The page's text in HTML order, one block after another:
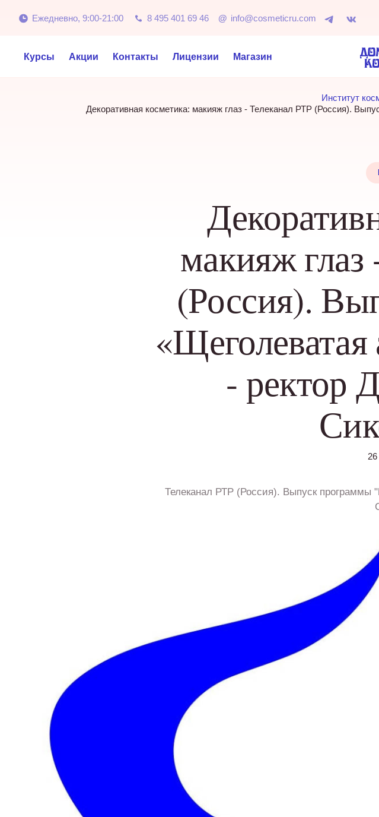
Ежедневно, 9:00-21:00 8 495 401 69 46 @ info@cosmeticru.com
Курсы Акции Контакты Лицензии Магазин
Институт
Декоративная косметика: макияж глаз - Телеканал РТР (Россия).
макияж
(Россия).
- ректор
Телеканал РТР (Россия). Выпуск программы